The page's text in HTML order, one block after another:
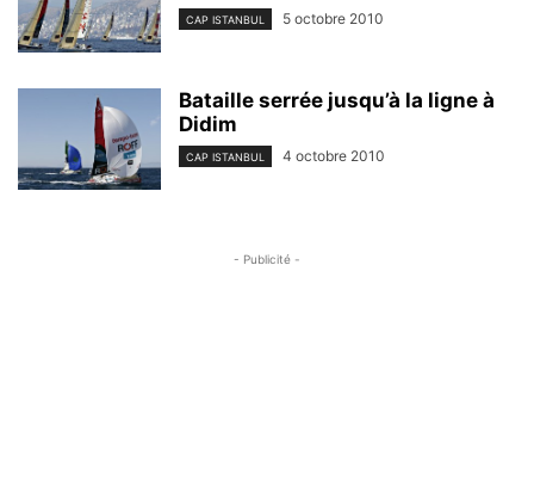
CAP ISTANBUL 5 octobre 2010
Bataille serrée jusqu’à la ligne à
Didim
CAP ISTANBUL 4 octobre 2010
- Publicité -